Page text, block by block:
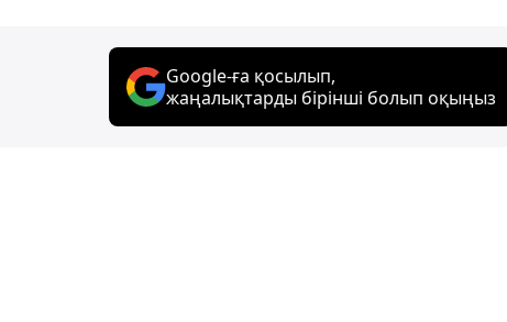
Google-ға қосылып,
жаңалықтарды бірінші болып оқыңыз